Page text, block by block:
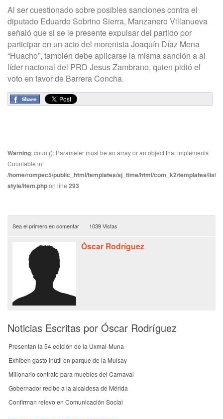
Al ser cuestionado sobre posibles sanciones contra el
diputado Eduardo Sobrino Sierra, Manzanero Villanueva
señaló que si se le presente expulsar del partido por
participar en un acto del morenista Joaquín Díaz Mena
“Huacho”, también debe aplicarse la misma sanción a al
líder nacional del PRD Jesus Zambrano, quien pidió el
voto en favor de Barrera Concha.
Warning: count(): Parameter must be an array or an object that implements
Countable in
/home/rompec5/public_html/templates/sj_time/html/com_k2/templates/
style/item.phpon line 293
Sea el primero en comentar 1039 Vistas
Óscar Rodríguez
Noticias Escritas por Óscar Rodríguez
Presentan la 54 edición de la Uxmal-Muna
Exhiben gasto inútil en parque de la Mulsay
Millonario contrato para muebles del Carnaval
Gobernador recibe a la alcaldesa de Mérida
Confirman relevo en Comunicación Social